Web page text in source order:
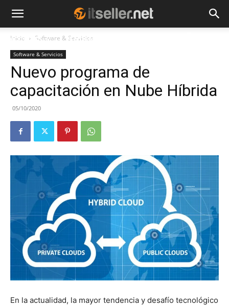
NOTICIAS TENDENCIAS
Inicio Software & Servicios
Software & Servicios
Nuevo programa de
capacitación en Nube Híbrida
05/10/2020
En la actualidad, la mayor tendencia y desafío tecnológico